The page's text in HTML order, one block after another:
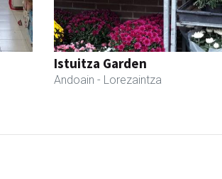
Istuitza Garden
Andoain - Lorezaintza